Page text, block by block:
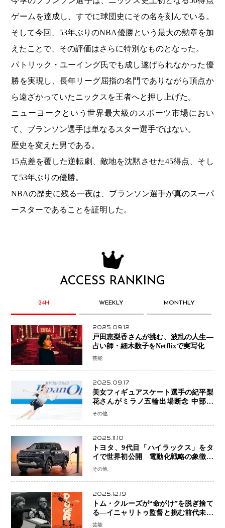
ゲームを達成し、すでに球団史にその名を刻んでいる。
そして今回、53年ぶりのNBA優勝という最大の勲章を加
えたことで、その評価はさらに特別なものとなった。
パトリック・ユーイング氏でも成し遂げられなかった優
勝を実現し、長年リーグ屈指の名門でありながら頂点か
ら遠ざかっていたニックスを王者へと押し上げた。
ニューヨークという世界最大級のスポーツ市場におい
て、ブランソン選手は単なるスター選手ではない。
歴史を変えた男である。
15点差を覆した逆転劇、敵地を沈黙させた45得点、そし
て53年ぶりの優勝。
NBAの歴史に残る一夜は、ブランソン選手が真のスーパ
ースターであることを証明した。
ACCESS RANKING
24H WEEKLY MONTHLY
2025.09.12
戸田恵梨香さんが挑む、波乱の人生―
占い師・細木数子をNetflixで実写化
芸能
2025.09.17
美女フィギュアスケート選手の紀平梨
花さんがミラノ五輪出場断念 中部選
手権欠場を発表「安全最優先の判断」
その他
2025.11.10
トヨタ、9代目「ハイラックス」をタ
イで世界初公開 電動化戦略の象徴と
なるBEVモデルを初設定
その他
2025.12.19
トム・クルーズが“命がけ”を脱ぎ捨て
る―イニャリトゥ監督と挑む前代未聞
の大惨事コメディ「DIGGER ディガ
芸能